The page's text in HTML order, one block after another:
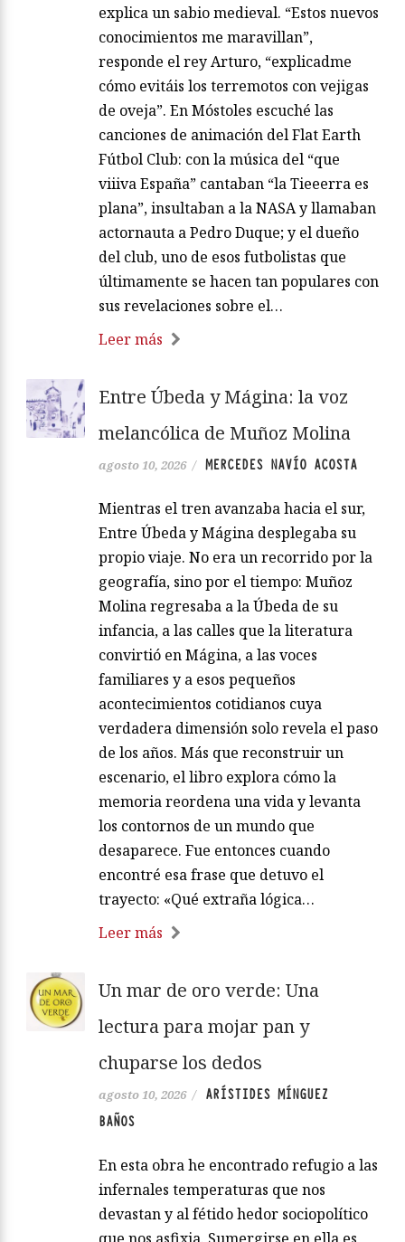
explica un sabio medieval. “Estos nuevos
conocimientos me maravillan”,
responde el rey Arturo, “explicadme
cómo evitáis los terremotos con vejigas
de oveja”. En Móstoles escuché las
canciones de animación del Flat Earth
Fútbol Club: con la música del “que
viiiva España” cantaban “la Tieeerra es
plana”, insultaban a la NASA y llamaban
actornauta a Pedro Duque; y el dueño
del club, uno de esos futbolistas que
últimamente se hacen tan populares con
sus revelaciones sobre el…
Leer más
Entre Úbeda y Mágina: la voz
melancólica de Muñoz Molina
agosto 10, 2026 / MERCEDES NAVÍO ACOSTA
Mientras el tren avanzaba hacia el sur,
Entre Úbeda y Mágina desplegaba su
propio viaje. No era un recorrido por la
geografía, sino por el tiempo: Muñoz
Molina regresaba a la Úbeda de su
infancia, a las calles que la literatura
convirtió en Mágina, a las voces
familiares y a esos pequeños
acontecimientos cotidianos cuya
verdadera dimensión solo revela el paso
de los años. Más que reconstruir un
escenario, el libro explora cómo la
memoria reordena una vida y levanta
los contornos de un mundo que
desaparece. Fue entonces cuando
encontré esa frase que detuvo el
trayecto: «Qué extraña lógica…
Leer más
Un mar de oro verde: Una
lectura para mojar pan y
chuparse los dedos
agosto 10, 2026 /
ARÍSTIDES MÍNGUEZ
BAÑOS
En esta obra he encontrado refugio a las
infernales temperaturas que nos
devastan y al fétido hedor sociopolítico